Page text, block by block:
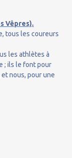
Vêpres).
tous les coureurs
les athlètes à
; ils le font pour
nous, pour une